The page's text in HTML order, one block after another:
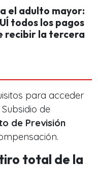
el adulto mayor:
todos los pagos
recibir la tercera
para acceder
de
de Previsión
total de la